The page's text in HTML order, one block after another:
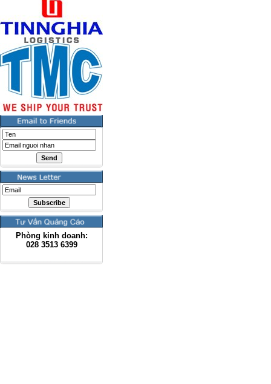
Phòng kinh doanh:
028 3513 6399